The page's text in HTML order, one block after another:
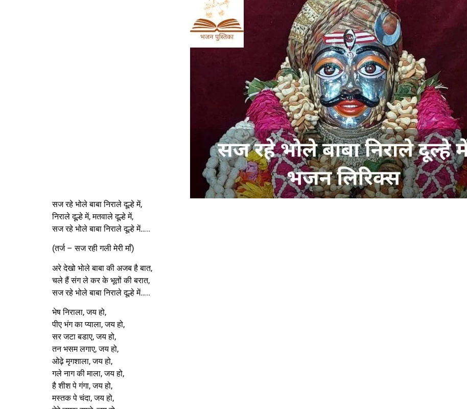
सज रहे भोले बाबा निराले दूल्हे में,
निराले दूल्हे में, मतवाले दूल्हे में,
सज रहे भोले बाबा निराले दूल्हे में…..
(तर्ज – सज रही गली मेरी माँ)
अरे देखो भोले बाबा की अजब है बात,
चले हैं संग ले कर के भूतों की बरात,
सज रहे भोले बाबा निराले दूल्हे में…..
भेष निराला, जय हो,
पीए भंग का प्याला, जय हो,
सर जटा बडाए, जय हो,
तन भसम लगाए, जय हो,
ओढ़े मृगशाला, जय हो,
गले नाग की माला, जय हो,
है शीश पे गंगा, जय हो,
मस्तक पे चंदा, जय हो,